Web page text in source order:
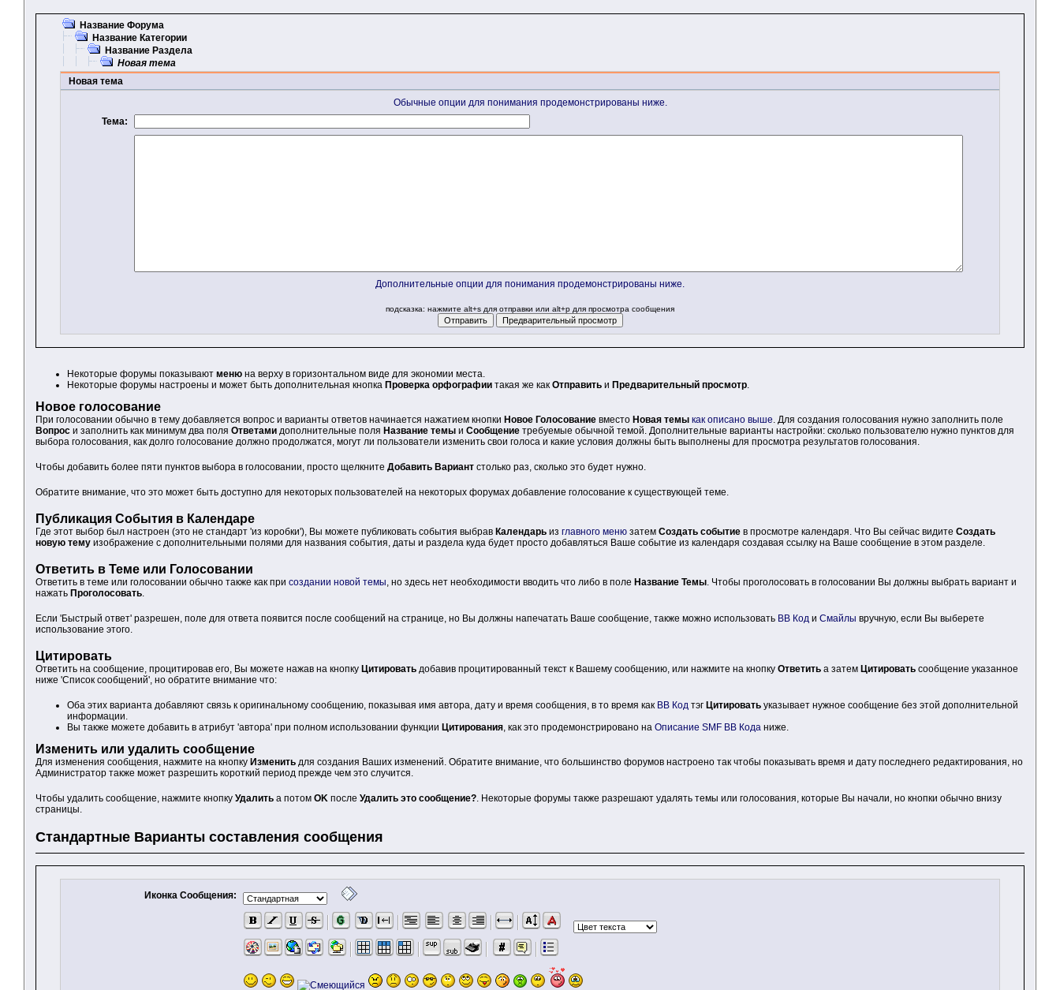
Название Форума
Название Категории
Название Раздела
Новая тема
Новая тема
Обычные опции для понимания продемонстрированы ниже.
Тема:
Дополнительные опции для понимания продемонстрированы ниже.
подсказка: нажмите alt+s для отправки или alt+p для просмотра сообщения
Некоторые форумы показывают менюна верху в горизонтальном виде для экономии места.
Некоторые форумы настроены и может быть дополнительная кнопка Проверка орфографиитакая же как Отправитьи Предварительный просмотр.
Новое голосование
При голосовании обычно в тему добавляется вопрос и варианты ответов начинается нажатием кнопки Новое Голосованиевместо Новая темы как описано выше . Для создания голосования нужно заполнить поле
Вопроси заполнить как минимум два поля Ответамидополнительные поля Название темыи Сообщениетребуемые обычной темой. Дополнительные варианты настройки: сколько пользователю нужно пунктов для
выбора голосования, как долго голосование должно продолжатся, могут ли пользователи изменить свои голоса и какие условия должны быть выполнены для просмотра результатов голосования.
Чтобы добавить более пяти пунктов выбора в голосовании, просто щелкните Добавить Вариантстолько раз, сколько это будет нужно.
Обратите внимание, что это может быть доступно для некоторых пользователей на некоторых форумах добавление голосование к существующей теме.
Публикация События в Календаре
Где этот выбор был настроен (это не стандарт 'из коробки'), Вы можете публиковать события выбрав Календарьиз главного менюзатем Создать событиев просмотре календаря. Что Вы сейчас видите Создать
новую темуизображение с дополнительными полями для названия события, даты и раздела куда будет просто добавляться Ваше событие из календаря создавая ссылку на Ваше сообщение в этом разделе.
Ответить в Теме или Голосовании
Ответить в теме или голосовании обычно также как при создании новой темы , но здесь нет необходимости вводить что либо в поле Название Темы. Чтобы проголосовать в голосовании Вы должны выбрать вариант и
нажать Проголосовать.
Если 'Быстрый ответ' разрешен, поле для ответа появится после сообщений на странице, но Вы должны напечатать Ваше сообщение, также можно использовать BB Код и Смайлы вручную, если Вы выберете
использование этого.
Цитировать
Ответить на сообщение, процитировав его, Вы можете нажав на кнопку Цитироватьдобавив процитированный текст к Вашему сообщению, или нажмите на кнопку Ответитьа затем Цитироватьсообщение указанное
ниже 'Список сообщений', но обратите внимание что:
Оба этих варианта добавляют связь к оригинальному сообщению, показывая имя автора, дату и время сообщения, в то время как BB Код тэг Цитироватьуказывает нужное сообщение без этой дополнительной
информации.
Вы также можете добавить в атрибут 'автора' при полном использовании функции Цитирования, как это продемонстрировано на Описание SMF BB Кода ниже.
Изменить или удалить сообщение
Для изменения сообщения, нажмите на кнопку Изменитьдля создания Ваших изменений. Обратите внимание, что большинство форумов настроено так чтобы показывать время и дату последнего редактирования, но
Администратор также может разрешить короткий период прежде чем это случится.
Чтобы удалить сообщение, нажмите кнопку Удалитьа потом OK после Удалить это сообщение?. Некоторые форумы также разрешают удалять темы или голосования, которые Вы начали, но кнопки обычно внизу
страницы.
Стандартные Варианты составления сообщения
Иконка Сообщения: